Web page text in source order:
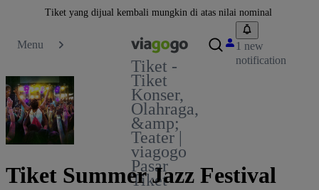
Tiket yang dijual kembali mungkin di atas nilai nominal
Menu
Tiket -
Tiket
Konser,
Olahraga,
&amp;
Teater |
viagogo
Pasar
Tiket
1 new
notification
Tiket Summer Jazz Festival